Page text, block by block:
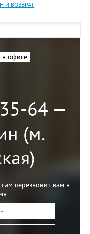
И ВОЗВРАТ
в офисе
64 —
(м.
перезвонит вам в